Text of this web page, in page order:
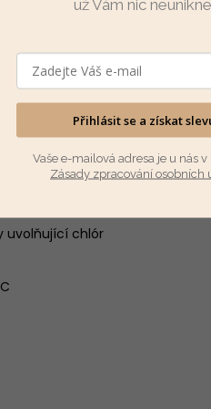
vel. 56, 68, 74. Tepláčky
uvolňující chlór
už Vám nic neunikne
Přihlásit se a získat
Vaše e-mailová adresa je u nás v
Zásady zpracování osobních